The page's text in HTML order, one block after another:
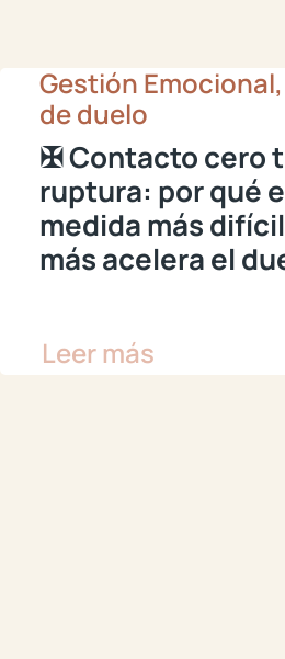
Gestión
de duelo
✠ Contacto cero
ruptura: por qué
medida más
más acelera el
Leer más